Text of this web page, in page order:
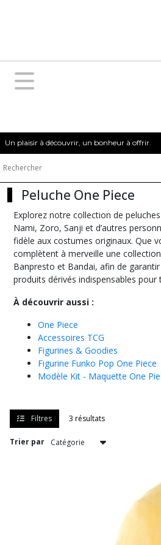
Un plaisir à découvrir, un bonheur à offrir.
Peluche One Piece
Explorez notre collection de
Nami, Zoro, Sanji et d’autres
fidèle aux costumes originaux. Que
complètent à merveille une
Banpresto et Bandai, afin de
produits dérivés indispensables pour
À découvrir aussi :
One Piece
Accessoires TCG
Figurines & Goodies
Figurine Funko Pop One Piece
Modèle Kit - Maquette One
Filtres 3 résultats
Trier par
Tous
One
Piece
Figurine
One
(32)
Modèle
Kit
Maquette
Piece
(16)
Figurine
Piece
(70)